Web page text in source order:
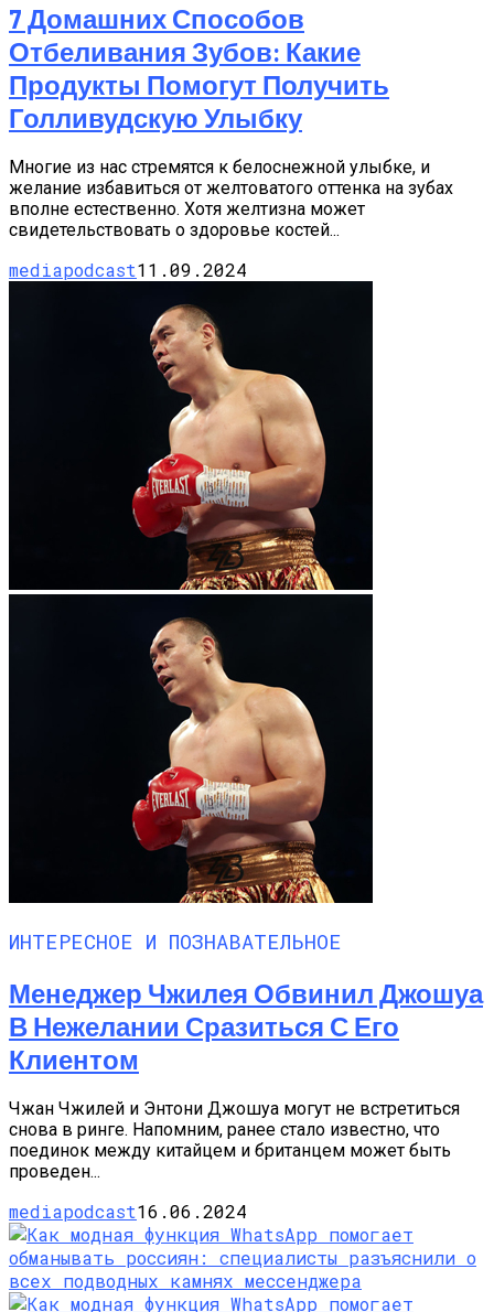
7 Домашних Способов
Отбеливания Зубов: Какие
Продукты Помогут Получить
Голливудскую Улыбку
Многие из нас стремятся к белоснежной улыбке, и
желание избавиться от желтоватого оттенка на зубах
вполне естественно. Хотя желтизна может
свидетельствовать о здоровье костей...
mediapodcast11.09.2024
ИНТЕРЕСНОЕ И ПОЗНАВАТЕЛЬНОЕ
Менеджер Чжилея Обвинил Джошуа
В Нежелании Сразиться С Его
Клиентом
Чжан Чжилей и Энтони Джошуа могут не встретиться
снова в ринге. Напомним, ранее стало известно, что
поединок между китайцем и британцем может быть
проведен...
mediapodcast16.06.2024